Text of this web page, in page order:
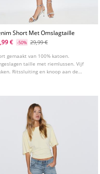
Short Met Omslagtaille
€
-50% 29,99 €
gemaakt van 100% katoen.
taille met riemlussen. Vijf
Ritssluiting en knoop aan de